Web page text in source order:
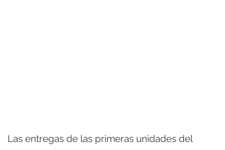
Las entregas de las primeras unidades del